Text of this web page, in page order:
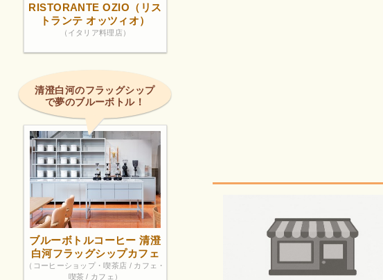
RISTORANTE OZIO（リス
トランテ オッツィオ）
（イタリア料理店）
清澄白河のフラッグシップ
で夢のブルーボトル！
ブルーボトルコーヒー 清澄
白河フラッグシップカフェ
（コーヒーショップ・喫茶店 / カフェ・
喫茶 / カフェ）